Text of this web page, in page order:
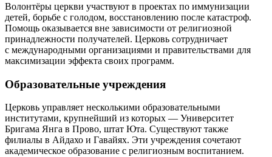
Волонтёры церкви участвуют в проектах по иммунизации
детей, борьбе с голодом, восстановлению после катастроф.
Помощь оказывается вне зависимости от религиозной
принадлежности получателей. Церковь сотрудничает
с международными организациями и правительствами для
максимизации эффекта своих программ.
Образовательные учреждения
Церковь управляет несколькими образовательными
институтами, крупнейший из которых — Университет
Бригама Янга в Прово, штат Юта. Существуют также
филиалы в Айдахо и Гавайях. Эти учреждения сочетают
академическое образование с религиозным воспитанием.